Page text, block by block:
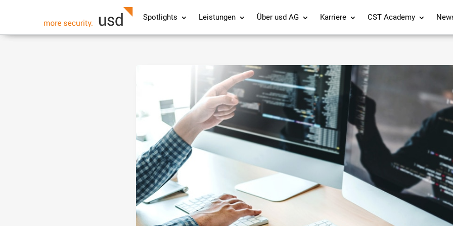
Spotlights Leistungen Über usd AG Karriere CST Academy